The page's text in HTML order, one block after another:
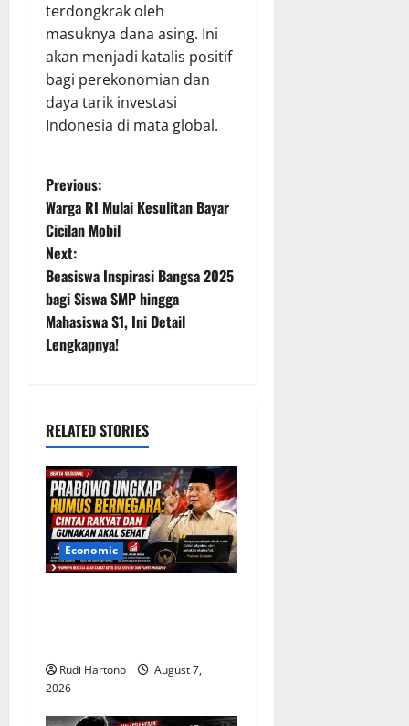
terdongkrak oleh
masuknya dana asing. Ini
akan menjadi katalis positif
bagi perekonomian dan
daya tarik investasi
Indonesia di mata global.
P
o
s
t
n
v
i
g
a
t
n
Previous:
Warga RI Mulai Kesulitan Bayar
Cicilan Mobil
Next:
Beasiswa Inspirasi Bangsa 2025
bagi Siswa SMP hingga
Mahasiswa S1, Ini Detail
Lengkapnya!
RELATED STORIES
Economic
Rudi Hartono
August 7,
2026